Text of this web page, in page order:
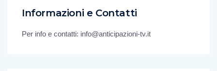
Informazioni e Contatti
Per info e contatti: info@anticipazioni-tv.it